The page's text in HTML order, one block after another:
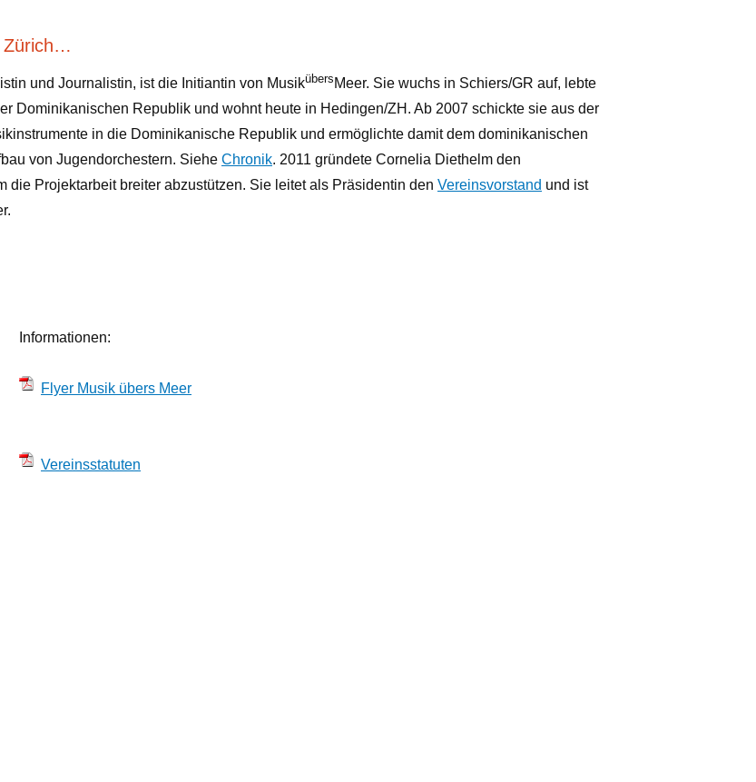
Zürich…
und Journalistin, ist die Initiantin von Musikübers Meer. Sie wuchs in Schiers/GR auf, lebte
Dominikanischen Republik und wohnt heute in Hedingen/ZH. Ab 2007 schickte sie aus der
in die Dominikanische Republik und ermöglichte damit dem dominikanischen
von Jugendorchestern. Siehe Chronik. 2011 gründete Cornelia Diethelm den
die Projektarbeit breiter abzustützen. Sie leitet als Präsidentin den Vereinsvorstand und ist
Informationen:
Flyer Musik übers Meer
Vereinsstatuten